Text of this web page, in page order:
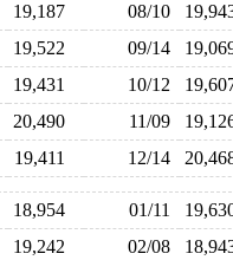
19,187 08/10
19,522 09/14
19,431 10/12
20,490 11/09
19,411 12/14
18,954 01/11
19,242 02/08